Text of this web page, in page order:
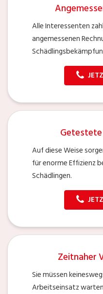
Alle Interessenten
angemessenen
Auf diese Weise
für enorme Effizienz
Schädlingen.
Zeitnaher
Sie müssen
Arbeitseinsatz